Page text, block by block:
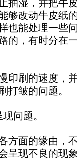
抽湿，并把牛
够改动牛皮纸
也能处理一些
的，有时分在
印刷的速度，
打皱的问题。
问题。
方面的缘由，
呈现不良的现